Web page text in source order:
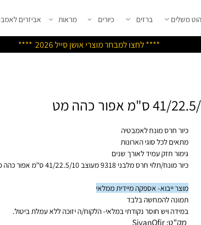
לחצו למבחר מוצרי אושן סייל 2026 ****
ברזים כיורים מראות אביזרים לאמבטיה
כיור חרס מונח לאמבטיה
מתאים לכל סוגי הארונות
גימור חזק עמיד לאורך שנים
כיור מונח/תלוי חרס מלבני 9318 מעוצב 41/22.5/10 ס"מ אפור כהה מט
מוצר ייבוא- אספקה מיידית ממלאי
תמונה להמחשה בלבד
במידה ויש חוסר נקודתי במלאי- הלקוח/ה יזוכה ללא עמלת ביטול.